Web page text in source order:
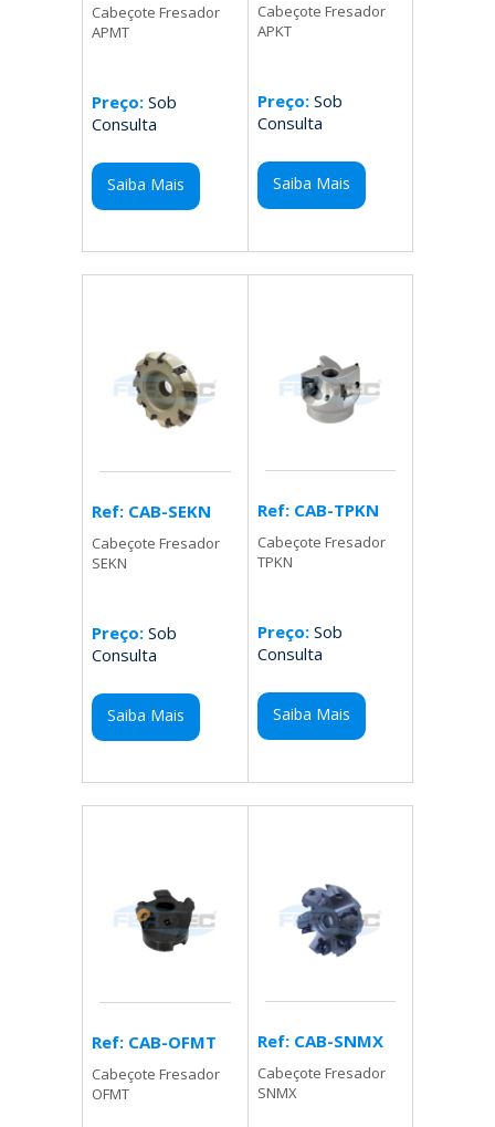
Cabeçote Fresador
APMT
Preço: Sob
Consulta
Saiba Mais
Cabeçote Fresador
APKT
Preço:Sob
Consulta
Saiba Mais
Ref: CAB-SEKN
Cabeçote Fresador
SEKN
Preço: Sob
Consulta
Saiba Mais
Ref: CAB-TPKN
Cabeçote Fresador
TPKN
Preço:Sob
Consulta
Saiba Mais
Ref: CAB-OFMT
Cabeçote Fresador
OFMT
Ref: CAB-SNMX
Cabeçote Fresador
SNMX